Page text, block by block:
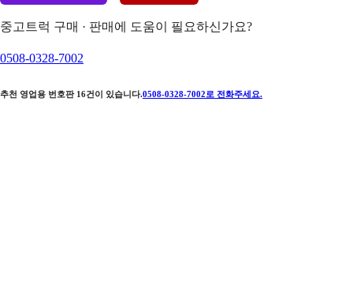
중고트럭 구매 · 판매에 도움이 필요하신가요?
0508-0328-7002
추천 영업용 번호판 16건이 있습니다.0508-0328-7002 로 전화주세요.